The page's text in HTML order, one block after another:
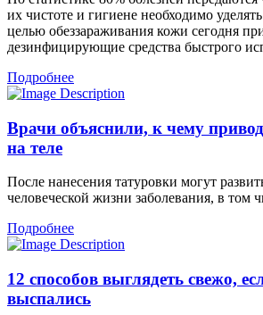
их чистоте и гигиене необходимо
целью обеззараживания кожи сегодня
дезинфицирующие средства быстрого
Подробнее
Врачи объяснили, к чему
на теле
После нанесения татуровки могут
человеческой жизни заболевания, в том
Подробнее
12 способов выглядеть свежо,
выспались